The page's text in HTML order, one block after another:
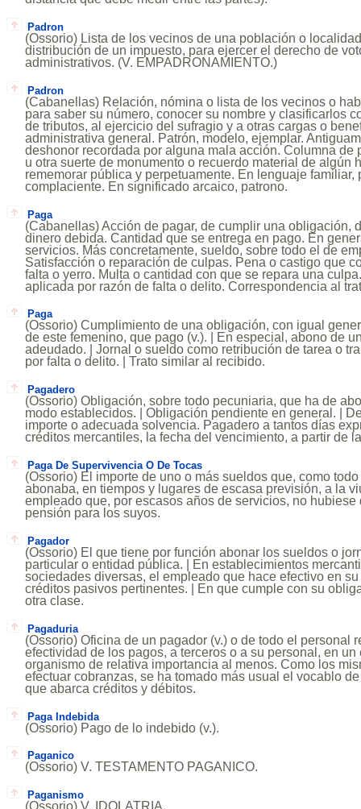
Padron
(Ossorio) Lista de los vecinos de una población o
distribución de un impuesto, para ejercer el derecho de
administrativos. (V. EMPADRONAMIENTO.)
Padron
(Cabanellas) Relación, nómina o lista de los vecinos o
para saber su número, conocer su nombre y clasificarlos
de tributos, al ejercicio del sufragio y a otras cargas o
administrativa general. Patrón, modelo, ejemplar.
deshonor recordada por alguna mala acción. Columna de
u otra suerte de monumento o recuerdo material de algún
rememorar pública y perpetuamente. En lenguaje familiar,
complaciente. En significado arcaico, patrono.
Paga
(Cabanellas) Acción de pagar, de cumplir una obligación,
dinero debida. Cantidad que se entrega en pago. En
servicios. Más concretamente, sueldo, sobre todo el de
Satisfacción o reparación de culpas. Pena o castigo que
falta o yerro. Multa o cantidad con que se repara una
aplicada por razón de falta o delito. Correspondencia al
Paga
(Ossorio) Cumplimiento de una obligación, con igual
de este femenino, que pago (v.). | En especial, abono de
adeudado. | Jornal o sueldo como retribución de tarea o
por falta o delito. | Trato similar al recibido.
Pagadero
(Ossorio) Obligación, sobre todo pecuniaria, que ha de
modo establecidos. | Obligación pendiente en general. |
importe o adecuada solvencia. Pagadero a tantos días
créditos mercantiles, la fecha del vencimiento, a partir de
Paga De Supervivencia O De Tocas
(Ossorio) El importe de uno o más sueldos que, como
abonaba, en tiempos y lugares de escasa previsión, a la
empleado que, por escasos años de servicios, no
pensión para los suyos.
Pagador
(Ossorio) El que tiene por función abonar los sueldos o
particular o entidad pública. | En establecimientos
sociedades diversas, el empleado que hace efectivo en
créditos pasivos pertinentes. | En que cumple con su
otra clase.
Pagaduria
(Ossorio) Oficina de un pagador (v.) o de todo el personal
efectividad de los pagos, a terceros o a su personal, en
organismo de relativa importancia al menos. Como los
efectuar cobranzas, se ha tomado más usual el vocablo
que abarca créditos y débitos.
Paga Indebida
(Ossorio) Pago de lo indebido (v.).
Paganico
(Ossorio) V. TESTAMENTO PAGANICO.
Paganismo